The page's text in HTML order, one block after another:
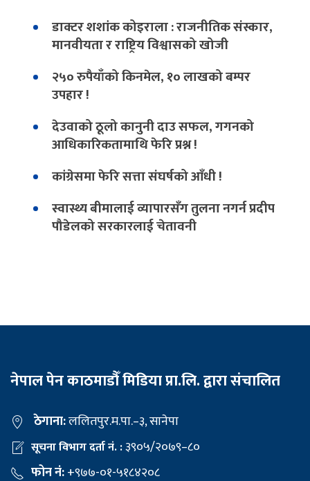
डाक्टर शशांक कोइराला : राजनीतिक संस्कार,
मानवीयता र राष्ट्रिय विश्वासको खोजी
२५० रुपैयाँको किनमेल, १० लाखको बम्पर
उपहार !
देउवाको ठूलो कानुनी दाउ सफल, गगनको
आधिकारिकतामाथि फेरि प्रश्न !
कांग्रेसमा फेरि सत्ता संघर्षको आँधी !
स्वास्थ्य बीमालाई व्यापारसँग तुलना नगर्न प्रदीप
पौडेलको सरकारलाई चेतावनी
नेपाल पेन काठमाडौँ मिडिया प्रा.लि. द्वारा संचालित
ठेगाना:ललितपुर.म.पा.–३, सानेपा
सूचना विभाग दर्ता नं. :३९०५/२०७९–८०
फोन नं:+९७७-०१-५१८४२०८